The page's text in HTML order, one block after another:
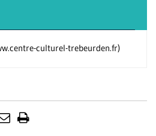
culturel-trebeurden.fr
Imprimer